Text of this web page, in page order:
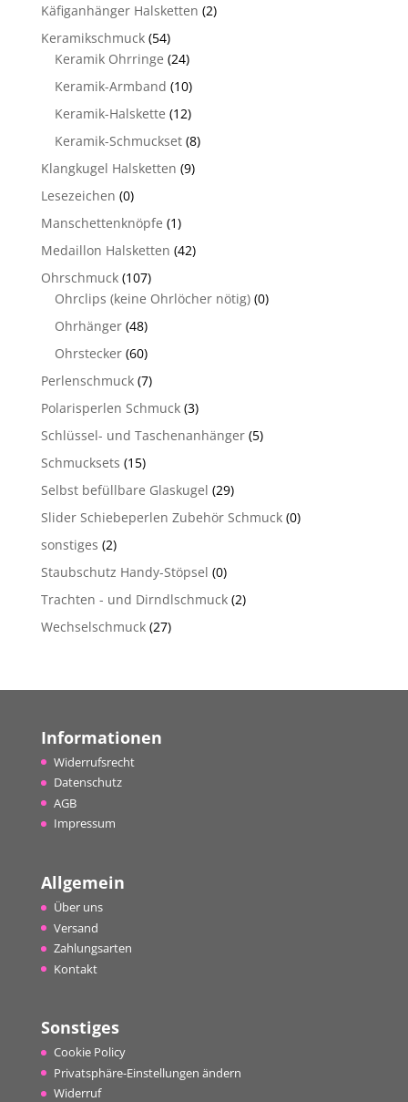
Käfiganhänger Halsketten (2)
Keramikschmuck (54)
Keramik Ohrringe (24)
Keramik-Armband (10)
Keramik-Halskette (12)
Keramik-Schmuckset (8)
Klangkugel Halsketten (9)
Lesezeichen (0)
Manschettenknöpfe (1)
Medaillon Halsketten (42)
Ohrschmuck (107)
Ohrclips (keine Ohrlöcher nötig) (0)
Ohrhänger (48)
Ohrstecker (60)
Perlenschmuck (7)
Polarisperlen Schmuck (3)
Schlüssel- und Taschenanhänger (5)
Schmucksets (15)
Selbst befüllbare Glaskugel (29)
Slider Schiebeperlen Zubehör Schmuck (0)
sonstiges (2)
Staubschutz Handy-Stöpsel (0)
Trachten - und Dirndlschmuck (2)
Wechselschmuck (27)
Informationen
Widerrufsrecht
Datenschutz
AGB
Impressum
Allgemein
Über uns
Versand
Zahlungsarten
Kontakt
Sonstiges
Cookie Policy
Privatsphäre-Einstellungen ändern
Widerruf